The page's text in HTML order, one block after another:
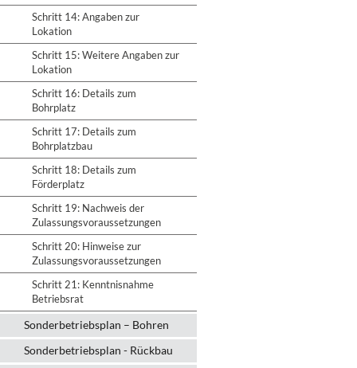
Schritt 14: Angaben zur
Lokation
Schritt 15: Weitere Angaben zur
Lokation
Schritt 16: Details zum
Bohrplatz
Schritt 17: Details zum
Bohrplatzbau
Schritt 18: Details zum
Förderplatz
Schritt 19: Nachweis der
Zulassungsvoraussetzungen
Schritt 20: Hinweise zur
Zulassungsvoraussetzungen
Schritt 21: Kenntnisnahme
Betriebsrat
Sonderbetriebsplan – Bohren
Sonderbetriebsplan - Rückbau